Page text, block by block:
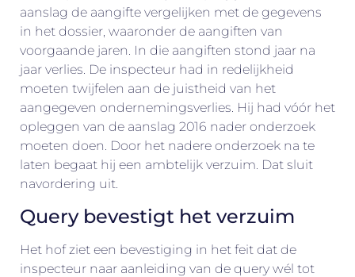
aanslag de aangifte vergelijken met de gegevens
in het dossier, waaronder de aangiften van
voorgaande jaren. In die aangiften stond jaar na
jaar verlies. De inspecteur had in redelijkheid
moeten twijfelen aan de juistheid van het
aangegeven ondernemingsverlies. Hij had vóór het
opleggen van de aanslag 2016 nader onderzoek
moeten doen. Door het nadere onderzoek na te
laten begaat hij een ambtelijk verzuim. Dat sluit
navordering uit.
Query bevestigt het verzuim
Het hof ziet een bevestiging in het feit dat de
inspecteur naar aanleiding van de query wél tot